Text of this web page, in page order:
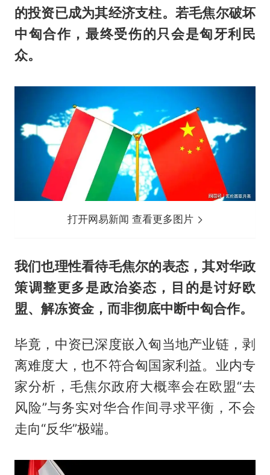
的投资已成为其经济支柱。若毛焦尔破坏
中匈合作，最终受伤的只会是匈牙利民
众。
打开网易新闻 查看更多图片
我们也理性看待毛焦尔的表态，其对华政
策调整更多是政治姿态，目的是讨好欧
盟、解冻资金，而非彻底中断中匈合作。
毕竟，中资已深度嵌入匈当地产业链，剥
离难度大，也不符合匈国家利益。业内专
家分析，毛焦尔政府大概率会在欧盟“去
风险”与务实对华合作间寻求平衡，不会
走向“反华”极端。